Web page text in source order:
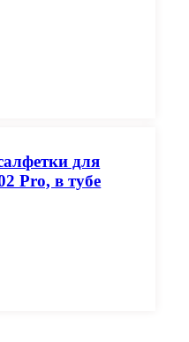
для
Pro, в тубе